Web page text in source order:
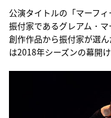
公演タイトルの「マーフ
振付家であるグレアム・
創作作品から振付家が選
は2018年シーズンの幕開け